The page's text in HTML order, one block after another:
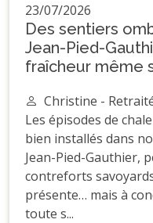
23/07/2026
Des sentiers
Jean-Pied-
fraîcheur même
Christine -
Les épisodes de
bien installés dans
Jean-Pied-Gauthier,
contreforts
présente… mais à
toute s...